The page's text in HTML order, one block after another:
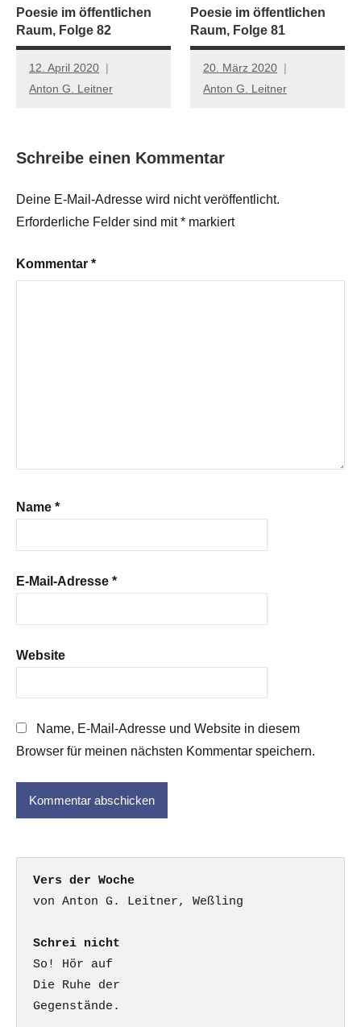
Poesie im öffentlichen
Raum, Folge 82
12. April 2020
Anton G. Leitner
Poesie im öffentlichen
Raum, Folge 81
20. März 2020
Anton G. Leitner
Schreibe einen Kommentar
Deine E-Mail-Adresse wird nicht veröffentlicht.
Erforderliche Felder sind mit* markiert
Kommentar *
Name *
E-Mail-Adresse *
Website
Name, E-Mail-Adresse und Website in diesem
Browser für meinen nächsten Kommentar speichern.
Vers der Woche
Schrei nicht
So! Hör auf
Die Ruhe der
Gegenstände.